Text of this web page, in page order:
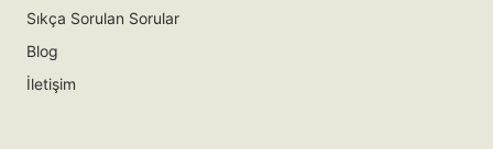
Sıkça Sorulan Sorular
Blog
İletişim